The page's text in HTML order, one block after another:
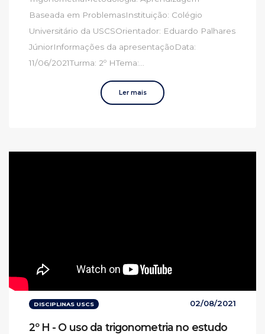
Baseada em ProblemasInstituição: Colégio
Universitário da USCSOrientador: Eduardo Palhares
JúniorInformações da apresentaçãoData:
11/06/2021Turma: 2º HTema:...
Ler mais
DISCIPLINAS USCS 02/08/2021
2º H - O uso da trigonometria no estudo